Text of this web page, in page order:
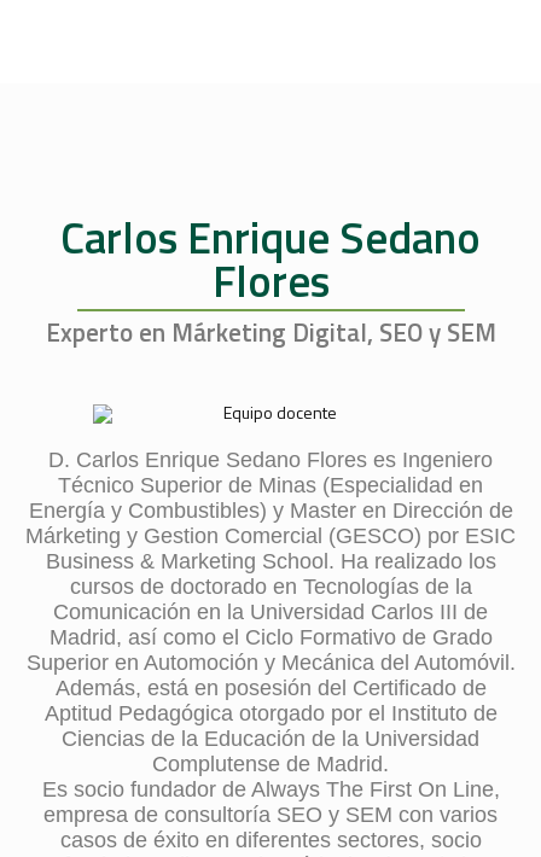
Carlos Enrique Sedano
Flores
Experto en Márketing Digital, SEO y SEM
D. Carlos Enrique Sedano Flores es Ingeniero
Técnico Superior de Minas (Especialidad en
Energía y Combustibles) y Master en Dirección de
Márketing y Gestion Comercial (GESCO) por ESIC
Business & Marketing School. Ha realizado los
cursos de doctorado en Tecnologías de la
Comunicación en la Universidad Carlos III de
Madrid, así como el Ciclo Formativo de Grado
Superior en Automoción y Mecánica del Automóvil.
Además, está en posesión del Certificado de
Aptitud Pedagógica otorgado por el Instituto de
Ciencias de la Educación de la Universidad
Complutense de Madrid.
Es socio fundador de Always The First On Line,
empresa de consultoría SEO y SEM con varios
casos de éxito en diferentes sectores, socio